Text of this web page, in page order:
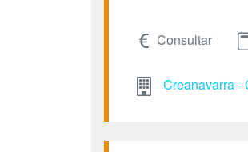
Consultar
Creanavarra -